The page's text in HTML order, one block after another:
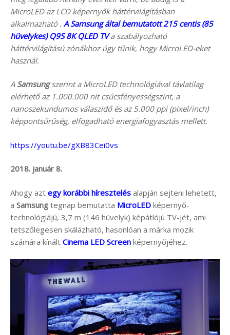
MicroLED az LCD képernyők háttérvilágításban
alkalmazható . A Samsung által bemutatott 215 centis (85
hüvelykes) Q9S 8K QLED TVa szabályozható
háttérvilágítású zónákhoz úgy tűnik, hogy MicroLED-eket
használ.
A Samsungszerint a MicroLED technológiával távlatilag
elérhető az 1.000.000 nit csúcsfényességszint, a
nanoszekundumos válaszidő és az 5.000 ppi (pixel/inch)
képpontsűrűség, elfogadható energiafogyasztás mellett.
https://youtu.be/gXB83Cei0vs
2018. január 8.
Ahogy azt egy korábbi híresztelés alapján sejteni lehetett,
a Samsung tegnap bemutatta MicroLED képernyő-
technológiájú, 3,7 m (146 hüvelyk) képátlójú TV-jét, ami
tetszőlegesen skálázható, hasonlóan a márka mozik
számára kínált Cinema LED Screen képernyőjéhez.